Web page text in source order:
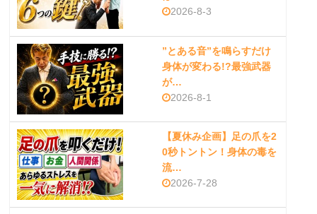
2026-8-3
”とある音”を鳴らすだけ
身体が変わる!?最強武器
が…
2026-8-1
【夏休み企画】足の爪を2
0秒トントン！身体の毒を
流…
2026-7-28